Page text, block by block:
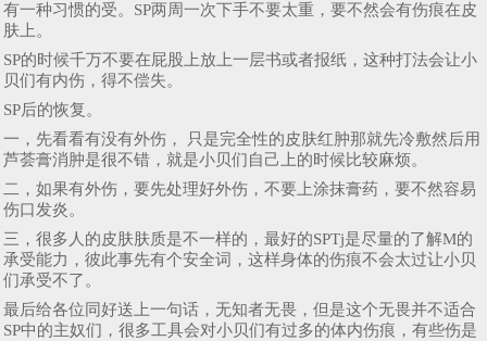
有一种习惯的受。SP两周一次下手不要太重，要不然会有伤痕在皮
肤上。
SP的时候千万不要在屁股上放上一层书或者报纸，这种打法会让小
贝们有内伤，得不偿失。
SP后的恢复。
一，先看看有没有外伤， 只是完全性的皮肤红肿那就先冷敷然后用
芦荟膏消肿是很不错，就是小贝们自己上的时候比较麻烦。
二，如果有外伤，要先处理好外伤，不要上涂抹膏药，要不然容易
伤口发炎。
三，很多人的皮肤肤质是不一样的，最好的SPTj是尽量的了解M的
承受能力，彼此事先有个安全词，这样身体的伤痕不会太过让小贝
们承受不了。
最后给各位同好送上一句话，无知者无畏，但是这个无畏并不适合
SP中的主奴们，很多工具会对小贝们有过多的体内伤痕，有些伤是